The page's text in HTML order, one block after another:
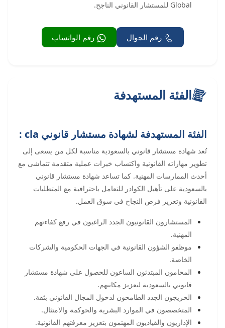
Global للمستشار القانوني الناجح.
رقم الجوال رقم الواتساب
الفئة المستهدفة
الفئة المستهدفة لشهادة مستشار قانوني cla :
تُعد شهادة مستشار قانوني بالسعودية مناسبة لكل من يسعى إلى
تطوير مهاراته القانونية واكتساب خبرات عملية متقدمة تتماشى مع
أحدث الممارسات المهنية. كما تساعد شهادة مستشار قانوني
بالسعودية على تأهيل الكوادر للتعامل باحترافية مع المتطلبات
القانونية وتعزيز فرص النجاح في سوق العمل.
المستشارون القانونيون الجدد الراغبون في رفع كفاءتهم
المهنية.
موظفو الشؤون القانونية في الجهات الحكومية والشركات
الخاصة.
المحامون المبتدئون الساعون للحصول على شهادة مستشار
قانوني بالسعودية لتعزيز مكاتبهم.
الخريجون الجدد الطامحون لدخول المجال القانوني بثقة.
المتخصصون في الموارد البشرية والحوكمة والامتثال.
الإداريون والقياديون المهتمون بتعزيز معرفتهم القانونية.